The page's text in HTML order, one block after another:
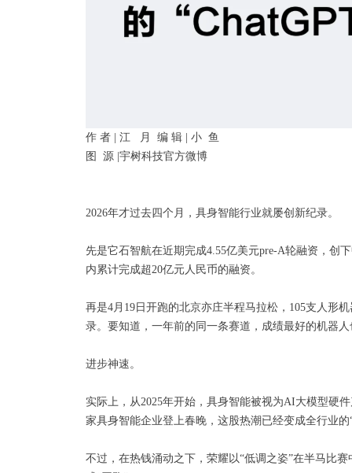
作 者 | 江 月 编 辑 | 小 鱼
图 源 |宇树科技官方微博
2026年才过去四个月，具身智能行业就屡创新纪录。
先是它石智航在近期完成4.55亿美元pre-A轮融资，创
内累计完成超20亿元人民币的融资。
再是4月19日开跑的北京亦庄半程马拉松，105支人形
录。要知道，一年前的同一条赛道，成绩最好的机器
进步神速。
实际上，从2025年开始，具身智能被视为AI大模型硬
家具身智能企业登上春晚，这股热潮已经变成全行业的
不过，在热钱涌动之下，荣耀以“低调之姿”在半马比